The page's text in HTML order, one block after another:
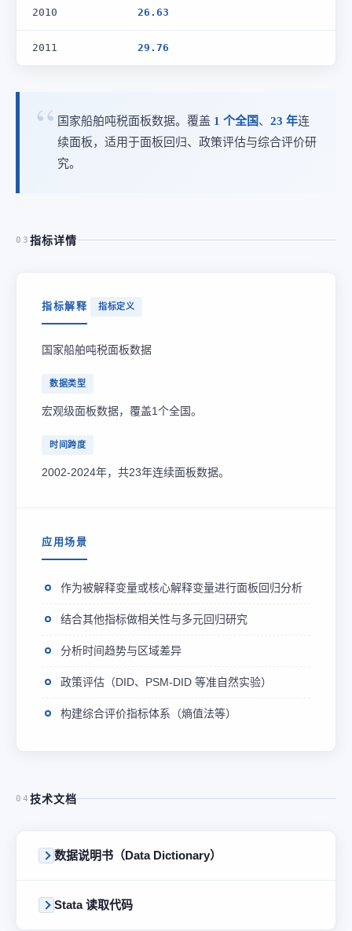
2010 26.63
2011 29.76
国家船舶吨税面板数据。覆盖 1 个全国、 23 年连
续面板，适用于面板回归、政策评估与综合评价研
究。
03 指标详情
指标解释 指标定义
国家船舶吨税面板数据
数据类型
宏观级面板数据，覆盖1个全国。
时间跨度
2002-2024年，共23年连续面板数据。
应用场景
作为被解释变量或核心解释变量进行面板回归分析
结合其他指标做相关性与多元回归研究
分析时间趋势与区域差异
政策评估（DID、PSM-DID 等准自然实验）
构建综合评价指标体系（熵值法等）
04 技术文档
数据说明书（Data Dictionary）
Stata 读取代码